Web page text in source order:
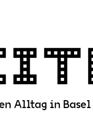
Alltag in Basel